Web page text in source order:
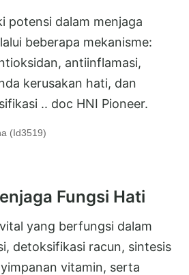
potensi dalam menjaga
beberapa mekanisme:
antiinflamasi,
kerusakan hati, dan
.. doc HNI Pioneer.
(Id3519)
Fungsi Hati
yang berfungsi dalam
detoksifikasi racun, sintesis
vitamin, serta